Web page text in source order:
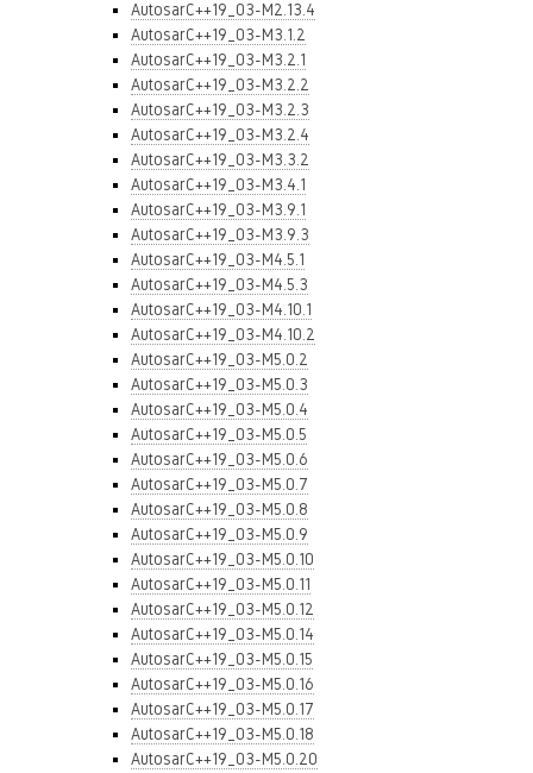
AutosarC++19_03-M2.13.4
AutosarC++19_03-M3.1.2
AutosarC++19_03-M3.2.1
AutosarC++19_03-M3.2.2
AutosarC++19_03-M3.2.3
AutosarC++19_03-M3.2.4
AutosarC++19_03-M3.3.2
AutosarC++19_03-M3.4.1
AutosarC++19_03-M3.9.1
AutosarC++19_03-M3.9.3
AutosarC++19_03-M4.5.1
AutosarC++19_03-M4.5.3
AutosarC++19_03-M4.10.1
AutosarC++19_03-M4.10.2
AutosarC++19_03-M5.0.2
AutosarC++19_03-M5.0.3
AutosarC++19_03-M5.0.4
AutosarC++19_03-M5.0.5
AutosarC++19_03-M5.0.6
AutosarC++19_03-M5.0.7
AutosarC++19_03-M5.0.8
AutosarC++19_03-M5.0.9
AutosarC++19_03-M5.0.10
AutosarC++19_03-M5.0.11
AutosarC++19_03-M5.0.12
AutosarC++19_03-M5.0.14
AutosarC++19_03-M5.0.15
AutosarC++19_03-M5.0.16
AutosarC++19_03-M5.0.17
AutosarC++19_03-M5.0.18
AutosarC++19_03-M5.0.20